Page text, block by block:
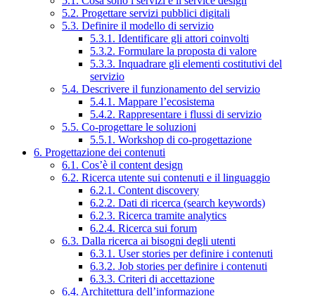
5.2. Progettare servizi pubblici digitali
5.3. Definire il modello di servizio
5.3.1. Identificare gli attori coinvolti
5.3.2. Formulare la proposta di valore
5.3.3. Inquadrare gli elementi costitutivi del
servizio
5.4. Descrivere il funzionamento del servizio
5.4.1. Mappare l’ecosistema
5.4.2. Rappresentare i flussi di servizio
5.5. Co-progettare le soluzioni
5.5.1. Workshop di co-progettazione
6. Progettazione dei contenuti
6.1. Cos’è il content design
6.2. Ricerca utente sui contenuti e il linguaggio
6.2.1. Content discovery
6.2.2. Dati di ricerca (search keywords)
6.2.3. Ricerca tramite analytics
6.2.4. Ricerca sui forum
6.3. Dalla ricerca ai bisogni degli utenti
6.3.1. User stories per definire i contenuti
6.3.2. Job stories per definire i contenuti
6.3.3. Criteri di accettazione
6.4. Architettura dell’informazione